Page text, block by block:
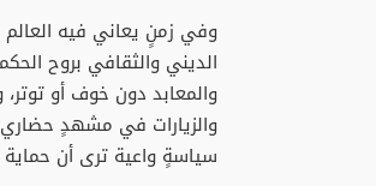
وفي زمنٍ يعاني فيه العالم
الديني والثقافي بروح
والمعابد دون خوف أو
والزيارات في مشهدٍ حضاري
سياسةٍ واعية ترى أن حماية